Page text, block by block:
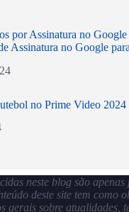
por Assinatura no Google
Assinatura no Google
no Prime Video 2024
neste blog são apenas
deste site tem como
gerais sobre atualidades,